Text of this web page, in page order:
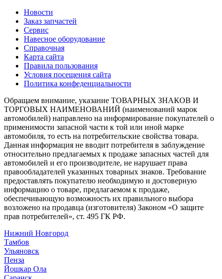
Новости
Заказ запчастей
Сервис
Навесное оборудование
Справочная
Карта сайта
Правила пользования
Условия посещения сайта
Политика конфеденциальности
Обращаем внимание, указание ТОВАРНЫХ ЗНАКОВ И
ТОРГОВЫХ НАИМЕНОВАНИЙ (наименований марок
автомобилей) направлено на информирование покупателей о
применимости запасной части к той или иной марке
автомобиля, то есть на потребительские свойства товара.
Данная информация не вводит потребителя в заблуждение
относительно предлагаемых к продаже запасных частей для
автомобилей и его производителе, не нарушает права
правообладателей указанных товарных знаков. Требование
предоставлять покупателю необходимую и достоверную
информацию о товаре, предлагаемом к продаже,
обеспечивающую возможность их правильного выбора
возложено на продавца (изготовителя) Законом «О защите
прав потребителей», ст. 495 ГК РФ.
Нижний Новгород
Тамбов
Ульяновск
Пенза
Йошкар Ола